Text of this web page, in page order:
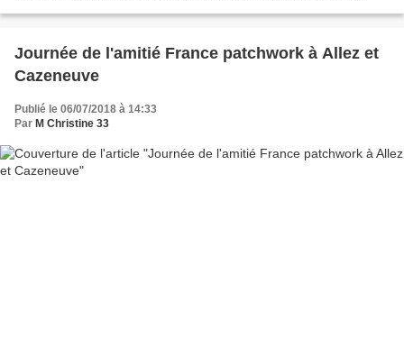
Journée de l'amitié France patchwork à Allez et
Cazeneuve
Publié le 06/07/2018 à 14:33
Par M Christine 33